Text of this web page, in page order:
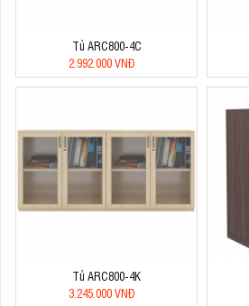
Tủ ARC800-4C
2.992.000 VNĐ
Tủ ARC800-4K
3.245.000 VNĐ